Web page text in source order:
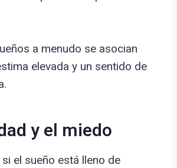
a menudo se asocian
elevada y un sentido de
y el miedo
el sueño está lleno de